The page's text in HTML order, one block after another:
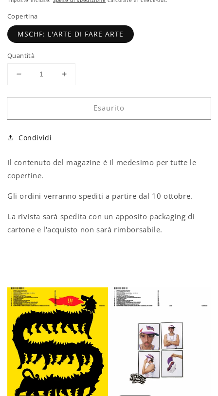
Copertina
MSCHF: L'ARTE DI FARE ARTE
Quantità
Diminuisci
per
L&#39;ARTE
FARE
Aumenta
per
MSCHF:
L&#39;ARTE
Esaurito
Condividi
Il contenuto del magazine è il medesimo per tutte le
copertine.
Gli ordini verranno spediti a partire dal 10 ottobre.
La rivista sarà spedita con un apposito packaging di
cartone e l'acquisto non sarà rimborsabile.